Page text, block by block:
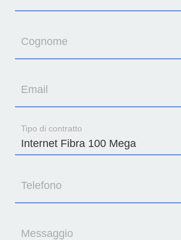
Cognome
Email
Tipo di contratto
Telefono
Messaggio